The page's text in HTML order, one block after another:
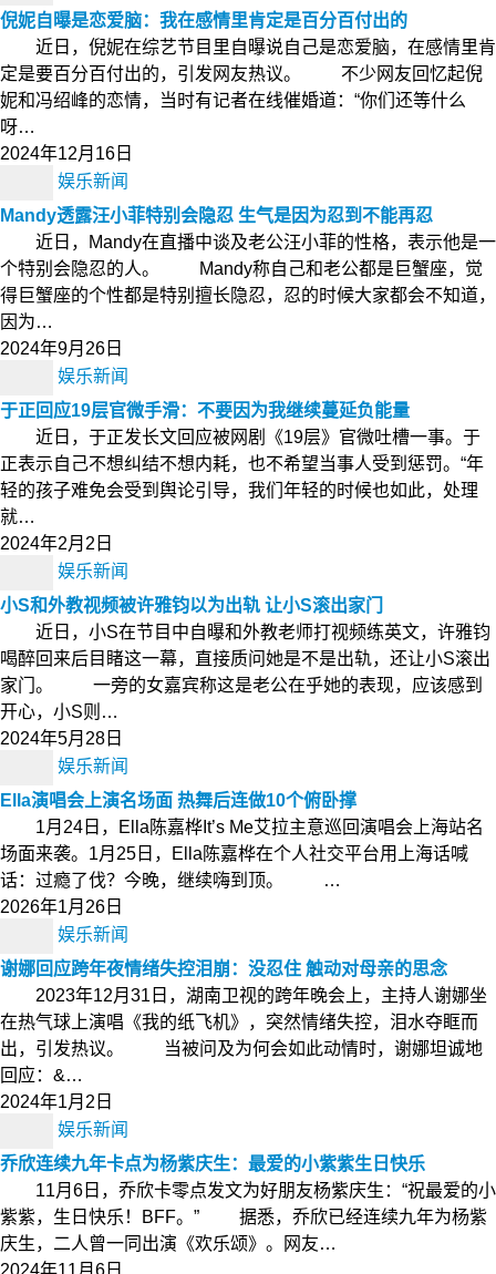
倪妮自曝是恋爱脑：我在感情里肯定是百分百付出的
近日，倪妮在综艺节目里自曝说自己是恋爱脑，在感情里肯
定是要百分百付出的，引发网友热议。 不少网友回忆起倪
妮和冯绍峰的恋情，当时有记者在线催婚道：“你们还等什么
呀…
2024年12月16日
娱乐新闻
Mandy透露汪小菲特别会隐忍 生气是因为忍到不能再忍
近日，Mandy在直播中谈及老公汪小菲的性格，表示他是一
个特别会隐忍的人。 Mandy称自己和老公都是巨蟹座，觉
得巨蟹座的个性都是特别擅长隐忍，忍的时候大家都会不知道，
因为…
2024年9月26日
娱乐新闻
于正回应19层官微手滑：不要因为我继续蔓延负能量
近日，于正发长文回应被网剧《19层》官微吐槽一事。于
正表示自己不想纠结不想内耗，也不希望当事人受到惩罚。“年
轻的孩子难免会受到舆论引导，我们年轻的时候也如此，处理
就…
2024年2月2日
娱乐新闻
小S和外教视频被许雅钧以为出轨 让小S滚出家门
近日，小S在节目中自曝和外教老师打视频练英文，许雅钧
喝醉回来后目睹这一幕，直接质问她是不是出轨，还让小S滚出
家门。 一旁的女嘉宾称这是老公在乎她的表现，应该感到
开心，小S则…
2024年5月28日
娱乐新闻
Ella演唱会上演名场面 热舞后连做10个俯卧撑
1月24日，Ella陈嘉桦It’s Me艾拉主意巡回演唱会上海站名
场面来袭。1月25日，Ella陈嘉桦在个人社交平台用上海话喊
话：过瘾了伐？今晚，继续嗨到顶。 …
2026年1月26日
娱乐新闻
谢娜回应跨年夜情绪失控泪崩：没忍住 触动对母亲的思念
2023年12月31日，湖南卫视的跨年晚会上，主持人谢娜坐
在热气球上演唱《我的纸飞机》，突然情绪失控，泪水夺眶而
出，引发热议。 当被问及为何会如此动情时，谢娜坦诚地
回应：&…
2024年1月2日
娱乐新闻
乔欣连续九年卡点为杨紫庆生：最爱的小紫紫生日快乐
11月6日，乔欣卡零点发文为好朋友杨紫庆生：“祝最爱的小
紫紫，生日快乐！BFF。” 据悉，乔欣已经连续九年为杨紫
庆生，二人曾一同出演《欢乐颂》。网友…